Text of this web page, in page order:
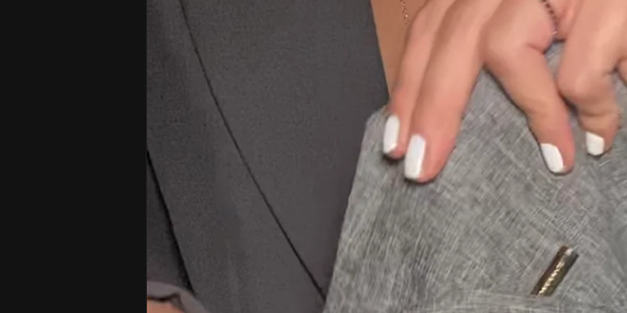
informação
do produto